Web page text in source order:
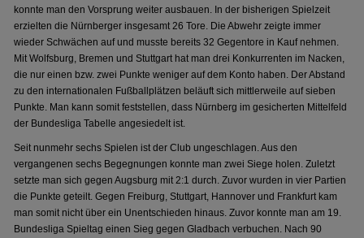
konnte man den Vorsprung weiter ausbauen. In der bisherigen Spielzeit
erzielten die Nürnberger insgesamt 26 Tore. Die Abwehr zeigte immer
wieder Schwächen auf und musste bereits 32 Gegentore in Kauf nehmen.
Mit Wolfsburg, Bremen und Stuttgart hat man drei Konkurrenten im Nacken,
die nur einen bzw. zwei Punkte weniger auf dem Konto haben. Der Abstand
zu den internationalen Fußballplätzen beläuft sich mittlerweile auf sieben
Punkte. Man kann somit feststellen, dass Nürnberg im gesicherten Mittelfeld
der Bundesliga Tabelle angesiedelt ist.
Seit nunmehr sechs Spielen ist der Club ungeschlagen. Aus den
vergangenen sechs Begegnungen konnte man zwei Siege holen. Zuletzt
setzte man sich gegen Augsburg mit 2:1 durch. Zuvor wurden in vier Partien
die Punkte geteilt. Gegen Freiburg, Stuttgart, Hannover und Frankfurt kam
man somit nicht über ein Unentschieden hinaus. Zuvor konnte man am 19.
Bundesliga Spieltag einen Sieg gegen Gladbach verbuchen. Nach 90